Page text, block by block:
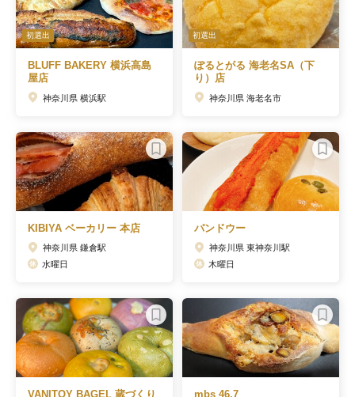
初選出
BLUFF BAKERY 横浜高島
屋店
神奈川県 横浜駅
初選出
ぽるとがる 海老名SA（下
り）店
神奈川県 海老名市
KIBIYA ベーカリー 本店
神奈川県 鎌倉駅
水曜日
パンドウー
神奈川県 東神奈川駅
木曜日
VANITOY BAGEL 蔵づくり
mbs 46.7